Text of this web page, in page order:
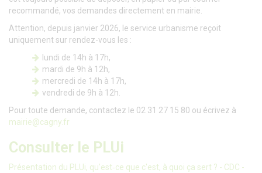
recommandé, vos demandes directement en mairie.
Attention, depuis janvier 2026, le service urbanisme reçoit
uniquement sur rendez-vous les :
lundi de 14h à 17h,
mardi de 9h à 12h,
mercredi de 14h à 17h,
vendredi de 9h à 12h.
Pour toute demande, contactez le 02 31 27 15 80 ou écrivez à
mairie@cagny.fr
Consulter le PLUi
Présentation du PLUi, qu'est‑ce que c'est, à quoi ça sert ? - CDC -